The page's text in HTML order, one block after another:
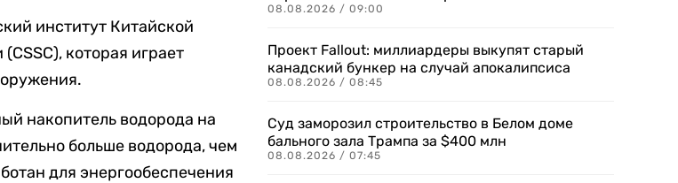
институт Китайской
которая играет
накопитель водорода на
больше водорода, чем
для энергообеспечения
08.08.2026 / 09:00
Проект Fallout: миллиардеры выкупят старый
канадский бункер на случай апокалипсиса
08.08.2026 / 08:45
Суд заморозил строительство в Белом доме
бального зала Трампа за $400 млн
08.08.2026 / 07:45